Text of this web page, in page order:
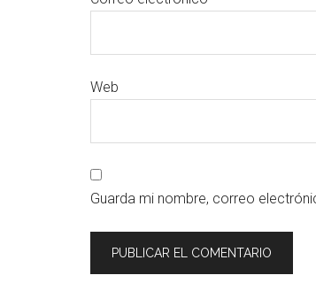
Web
Guarda mi nombre, correo